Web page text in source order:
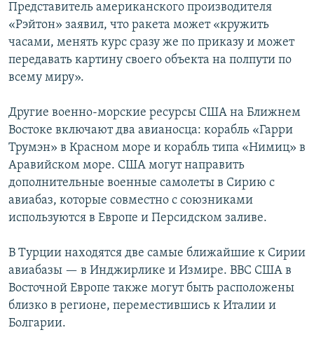
Представитель американского производителя
«Рэйтон» заявил, что ракета может «кружить
часами, менять курс сразу же по приказу и может
передавать картину своего объекта на полпути по
всему миру».
Другие военно-морские ресурсы США на Ближнем
Востоке включают два авианосца: корабль «Гарри
Трумэн» в Красном море и корабль типа «Нимиц» в
Аравийском море. США могут направить
дополнительные военные самолеты в Сирию с
авиабаз, которые совместно с союзниками
используются в Европе и Персидском заливе.
В Турции находятся две самые ближайшие к Сирии
авиабазы — в Инджирлике и Измире. ВВС США в
Восточной Европе также могут быть расположены
близко в регионе, переместившись к Италии и
Болгарии.